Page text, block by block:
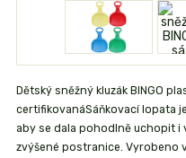
Dětský sněžný kluzák BINGO
certifikovanáSáňkovací lopata
aby se dala pohodlně uchopit i
zvýšené postranice. Vyrobeno